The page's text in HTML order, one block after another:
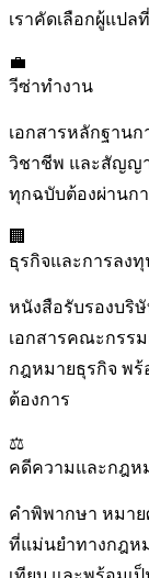
เราคัดเลือกผู้แป
💼
วีซ่าทำงาน
เอกสารหลักฐานก
วิชาชีพ และสัญญา
ทุกฉบับต้องผ่านก
🏢
ธุรกิจและการลง
หนังสือรับรองบริ
เอกสารคณะกรร
กฎหมายธุรกิจ พ
ต้องการ
⚖️
คดีความและกฎห
คำพิพากษา หมา
ที่แม่นยำทางกฎห